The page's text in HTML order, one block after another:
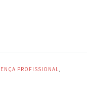
PROFISSIONAL,